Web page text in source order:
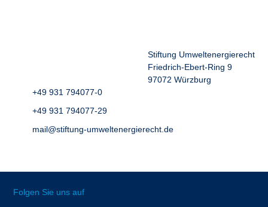
Stiftung Umweltenergierecht
Friedrich-Ebert-Ring 9
97072 Würzburg
+49 931 794077-0
+49 931 794077-29
mail@stiftung-umweltenergierecht.de
Folgen Sie uns auf